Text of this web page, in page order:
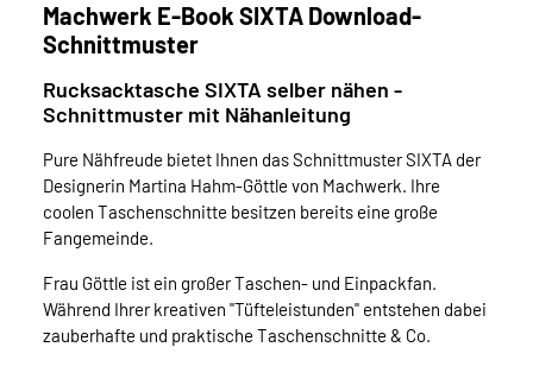
Machwerk E-Book SIXTA Download-
Schnittmuster
Rucksacktasche SIXTA selber nähen -
Schnittmuster mit Nähanleitung
Pure Nähfreude bietet Ihnen das Schnittmuster SIXTA der
Designerin Martina Hahm-Göttle von Machwerk. Ihre
coolen Taschenschnitte besitzen bereits eine große
Fangemeinde.
Frau Göttle ist ein großer Taschen- und Einpackfan.
Während Ihrer kreativen "Tüfteleistunden" entstehen dabei
zauberhafte und praktische Taschenschnitte & Co.